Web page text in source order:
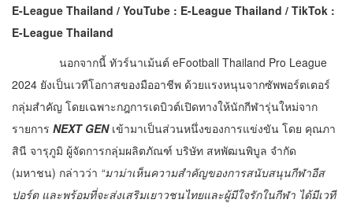
E-League Thailand / YouTube : E-League Thailand / TikTok :
E-League Thailand
นอกจากนี้ ทัวร์นาเม้นต์ eFootball Thailand Pro League
2024 ยังเป็นเวทีโอกาสของมืออาชีพ ด้วยแรงหนุนจากซัพพอร์ตเตอร์
กลุ่มสำคัญ โดยเฉพาะกฎการเดบิวต์เปิดทางให้นักกีฬารุ่นใหม่จาก
รายการ NEXT GENเข้ามาเป็นส่วนหนึ่งของการแข่งขัน โดย คุณภา
สินี จารุภูมิ ผู้จัดการกลุ่มผลิตภัณฑ์ บริษัท สหพัฒนพิบูล จำกัด
(มหาชน) กล่าวว่า “มาม่าเห็นความสำคัญของการสนับสนุนกีฬาอีส
ปอร์ต และพร้อมที่จะส่งเสริมเยาวชนไทยและผู้มีใจรักในกีฬา ได้มีเวที